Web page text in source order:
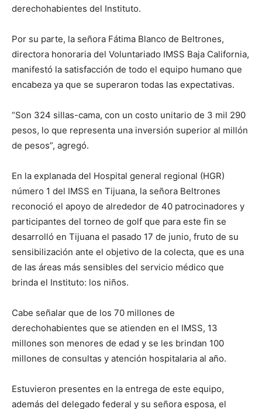
derechohabientes del Instituto.
Por su parte, la señora Fátima Blanco de Beltrones,
directora honoraria del Voluntariado IMSS Baja California,
manifestó la satisfacción de todo el equipo humano que
encabeza ya que se superaron todas las expectativas.
“Son 324 sillas-cama, con un costo unitario de 3 mil 290
pesos, lo que representa una inversión superior al millón
de pesos”, agregó.
En la explanada del Hospital general regional (HGR)
número 1 del IMSS en Tijuana, la señora Beltrones
reconoció el apoyo de alrededor de 40 patrocinadores y
participantes del torneo de golf que para este fin se
desarrolló en Tijuana el pasado 17 de junio, fruto de su
sensibilización ante el objetivo de la colecta, que es una
de las áreas más sensibles del servicio médico que
brinda el Instituto: los niños.
Cabe señalar que de los 70 millones de
derechohabientes que se atienden en el IMSS, 13
millones son menores de edad y se les brindan 100
millones de consultas y atención hospitalaria al año.
Estuvieron presentes en la entrega de este equipo,
además del delegado federal y su señora esposa, el